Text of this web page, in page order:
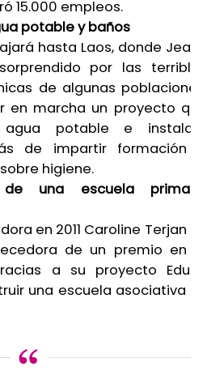
15.000 empleos.
potable y baños
hasta Laos, donde Jean-
por las terribles
de algunas poblaciones,
en marcha un proyecto que
potable e instalará
de impartir formación a
higiene.
una escuela primaria
en 2011 Caroline Terjan ha
de un premio en la
a su proyecto Educa
una escuela asociativa en